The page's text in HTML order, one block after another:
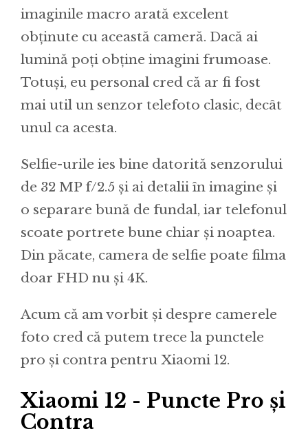
imaginile macro arată excelent
obținute cu această cameră. Dacă ai
lumină poți obține imagini frumoase.
Totuși, eu personal cred că ar fi fost
mai util un senzor telefoto clasic, decât
unul ca acesta.
Selfie-urile ies bine datorită senzorului
de 32 MP f/2.5 și ai detalii în imagine și
o separare bună de fundal, iar telefonul
scoate portrete bune chiar și noaptea.
Din păcate, camera de selfie poate filma
doar FHD nu și 4K.
Acum că am vorbit și despre camerele
foto cred că putem trece la punctele
pro și contra pentru Xiaomi 12.
Xiaomi 12 - Puncte Pro și
Contra